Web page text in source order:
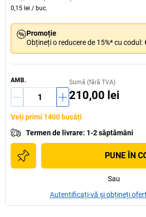
0,15 lei / buc.
Promoție
Obțineți o reducere de 15%* cu codul:
AMB. Sumă (fără TVA)
210,00 lei
Veți primi 1400 bucăți
Termen de livrare: 1-2 săptămâni
PUNE ÎN
Sau
Autentificați-vă și obțineți